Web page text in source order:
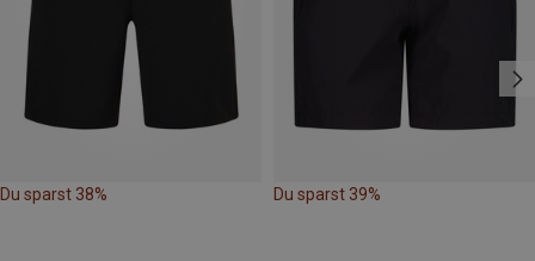
Du sparst 38% Du sparst 39%